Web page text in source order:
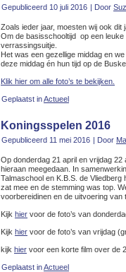
Gepubliceerd 10 juli 2016 | Door
Zoals ieder jaar, moesten wij ook
Om de basisschooltijd op een
verrassingsuitje.
Het was een gezellige middag en
deze middag én hun tijd op de
Klik hier om alle foto’s te bekijken.
Geplaatst inActueel
Koningsspelen 2016
Gepubliceerd 11 mei 2016 | Door
Op donderdag 21 april en vrijdag
hieraan meegedaan. In
Talmaschool en K.B.S. de
zat mee en de stemming was top.
voorbereidinen en de uitvoering van
Kijk hier voor de foto’s van
Kijk hier voor de foto’s van vrijdag
kijk hier voor een korte film over de
Geplaatst inActueel